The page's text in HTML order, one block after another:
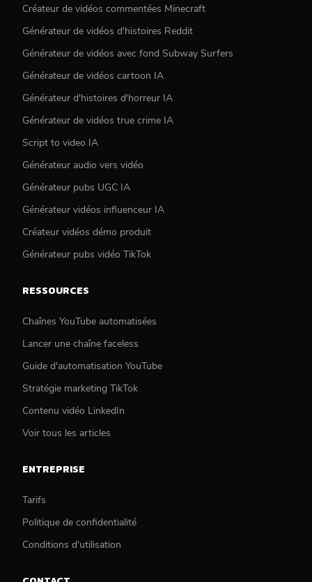
Créateur de vidéos commentées Minecraft
Générateur de vidéos d'histoires Reddit
Générateur de vidéos avec fond Subway Surfers
Générateur de vidéos cartoon IA
Générateur d'histoires d'horreur IA
Générateur de vidéos true crime IA
Script to video IA
Générateur audio vers vidéo
Générateur pubs UGC IA
Générateur vidéos influenceur IA
Créateur vidéos démo produit
Générateur pubs vidéo TikTok
RESSOURCES
Chaînes YouTube automatisées
Lancer une chaîne faceless
Guide d'automatisation YouTube
Stratégie marketing TikTok
Contenu vidéo LinkedIn
Voir tous les articles
ENTREPRISE
Tarifs
Politique de confidentialité
Conditions d'utilisation